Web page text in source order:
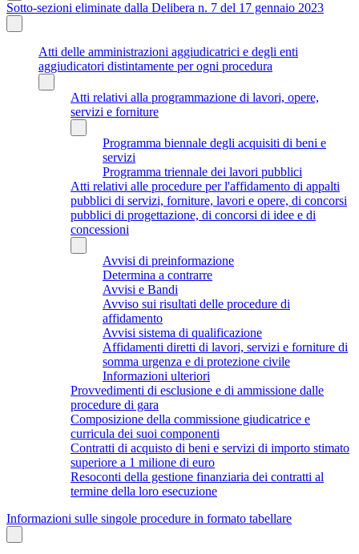
Sotto-sezioni eliminate dalla Delibera n. 7 del 17 gennaio 2023
Atti delle amministrazioni aggiudicatrici e degli enti
aggiudicatori distintamente per ogni procedura
Atti relativi alla programmazione di lavori, opere,
servizi e forniture
Programma biennale degli acquisiti di beni e
servizi
Programma triennale dei lavori pubblici
Atti relativi alle procedure per l'affidamento di appalti
pubblici di servizi, forniture, lavori e opere, di concorsi
pubblici di progettazione, di concorsi di idee e di
concessioni
Avvisi di preinformazione
Determina a contrarre
Avvisi e Bandi
Avviso sui risultati delle procedure di
affidamento
Avvisi sistema di qualificazione
Affidamenti diretti di lavori, servizi e forniture di
somma urgenza e di protezione civile
Informazioni ulteriori
Provvedimenti di esclusione e di ammissione dalle
procedure di gara
Composizione della commissione giudicatrice e
curricula dei suoi componenti
Contratti di acquisto di beni e servizi di importo stimato
superiore a 1 milione di euro
Resoconti della gestione finanziaria dei contratti al
termine della loro esecuzione
Informazioni sulle singole procedure in formato tabellare